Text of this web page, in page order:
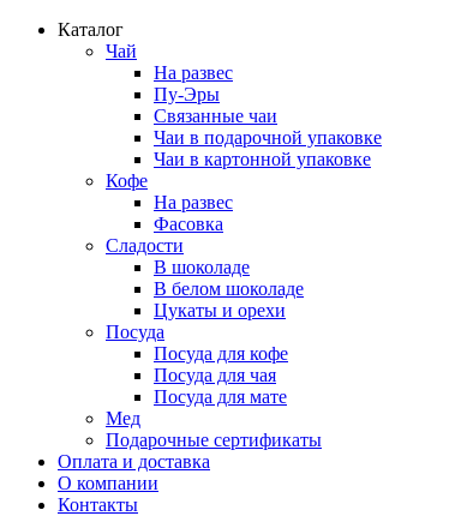
Каталог
Чай
На развес
Пу-Эры
Связанные чаи
Чаи в подарочной упаковке
Чаи в картонной упаковке
Кофе
На развес
Фасовка
Сладости
В шоколаде
В белом шоколаде
Цукаты и орехи
Посуда
Посуда для кофе
Посуда для чая
Посуда для мате
Мед
Подарочные сертификаты
Оплата и доставка
О компании
Контакты